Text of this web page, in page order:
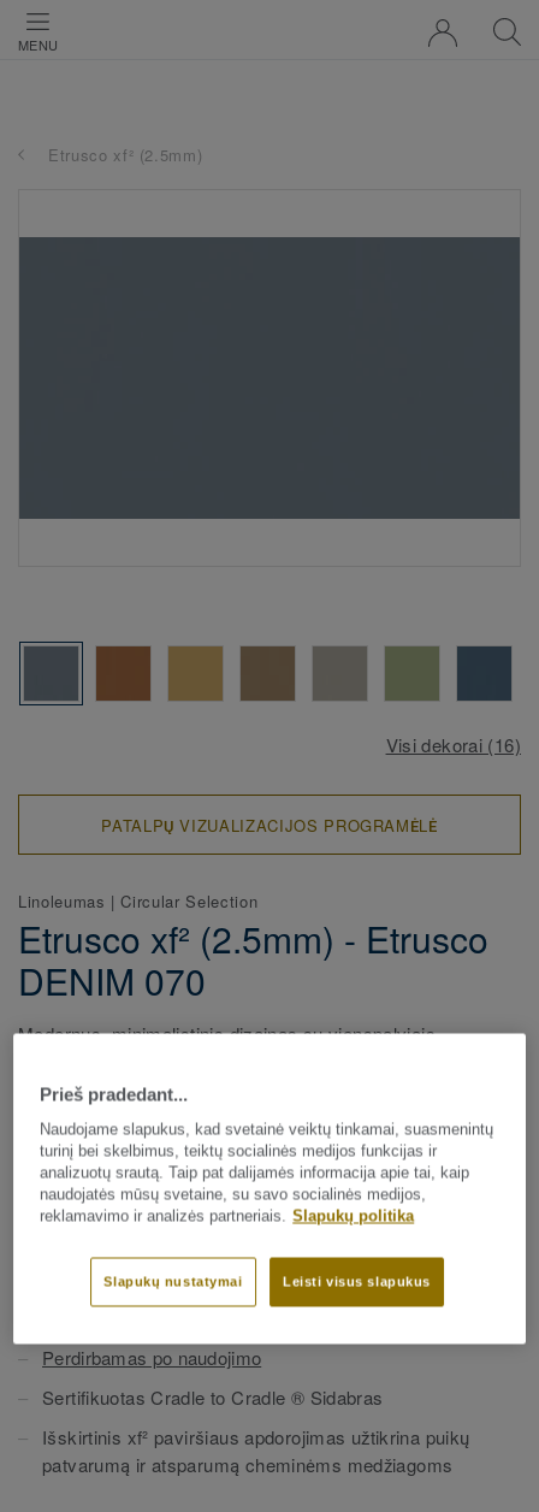
MENU
Etrusco xf² (2.5mm)
Visi dekorai (16)
PATALPŲ VIZUALIZACIJOS PROGRAMĖLĖ
Linoleumas |Circular Selection
Etrusco xf² (2.5mm) - Etrusco
DENIM 070
Modernus, minimalistinis dizainas su vienspalviais
grindų sprendimų rinkoje, mūsų linoleumas pagamintas iš iki
97% natūralių žaliavų. Jis yra apdorotas unikalia xf²
paviršiaus apsauga, užtikrinančia itin gerą patvarumą,
lengvą valymą ir ekonomišką priežiūrą.
Ši kolekcija yraCircular Selectiondalis.
Žiūrėti plačiau
PAGRINDINĖS SAVYBĖS
Šiuolaikinės matinės spalvos
Perdirbamas po naudojimo
Sertifikuotas Cradle to Cradle ® Sidabras
Išskirtinis xf² paviršiaus apdorojimas užtikrina puikų
patvarumą ir atsparumą cheminėms medžiagoms
Prieš pradedant...
Naudojame slapukus, kad svetainė veiktų tinkamai, suasmenintų
turinį bei skelbimus, teiktų socialinės medijos funkcijas ir
analizuotų srautą. Taip pat dalijamės informacija apie tai, kaip
naudojatės mūsų svetaine, su savo socialinės medijos,
reklamavimo ir analizės partneriais. Slapukų politika
Leisti visus slapukus
Slapukų nustatymai